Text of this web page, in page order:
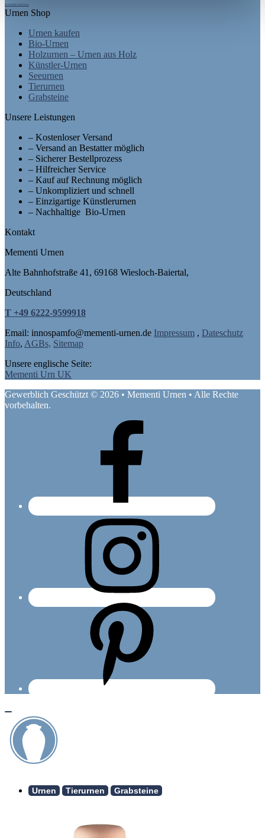
AUSGEZEICHNET.ORG
Urnen Shop
Urnen kaufen
Bio-Urnen
Holzurnen – Urnen aus Holz
Künstler-Urnen
Seeurnen
Tierurnen
Grabsteine
Unsere Leistungen
– Kostenloser Versand
– Versand an Bestatter möglich
– Sicherer Bestellprozess
– Hilfreicher Service
– Kauf auf Rechnung möglich
– Unkompliziert und schnell
– Einzigartige Künstlerurnen
– Nachhaltige Bio-Urnen
Kontakt
Mementi Urnen
Alte Bahnhofstraße 41, 69168 Wiesloch-Baiertal,
Deutschland
T +49 6222-9599918
Email: innospamfo@mementi-urnen.de Impressum , Dateschutz
Info, AGBs, Sitemap
Unsere englische Seite:
Mementi Urn UK
Gewerblich Geschützt © 2026 • Mementi Urnen • Alle Rechte
vorbehalten.
Urnen Tierurnen Grabsteine